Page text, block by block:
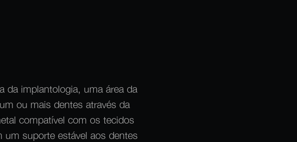
da implantologia, uma área da
ou mais dentes através da
compatível com os tecidos
um suporte estável aos dentes